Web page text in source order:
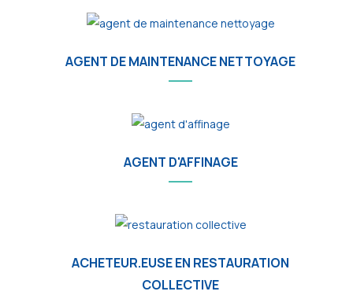
AGENT DE MAINTENANCE NETTOYAGE
AGENT D'AFFINAGE
ACHETEUR.EUSE EN RESTAURATION
COLLECTIVE